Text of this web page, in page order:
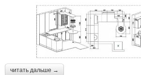
читать дальше →